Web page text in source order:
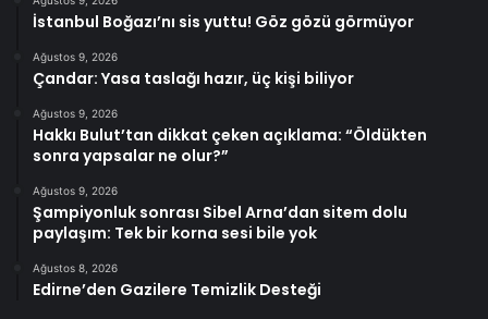
İstanbul Boğazı’nı sis yuttu! Göz gözü görmüyor
Ağustos 9, 2026
Çandar: Yasa taslağı hazır, üç kişi biliyor
Ağustos 9, 2026
Hakkı Bulut’tan dikkat çeken açıklama: “Öldükten
sonra yapsalar ne olur?”
Ağustos 9, 2026
Şampiyonluk sonrası Sibel Arna’dan sitem dolu
paylaşım: Tek bir korna sesi bile yok
Ağustos 8, 2026
Edirne’den Gazilere Temizlik Desteği